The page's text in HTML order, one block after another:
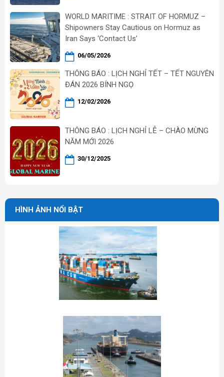
WORLD MARITIME : STRAIT OF HORMUZ –
Shipowners Stay Cautious on Hormuz as
Iran Says ‘Contact Us’
06/05/2026
THÔNG BÁO : LỊCH NGHỈ TẾT – TẾT NGUYÊN
ĐÁN 2026 BÍNH NGỌ
12/02/2026
THÔNG BÁO : LỊCH NGHỈ LỄ – CHÀO MỪNG
NĂM MỚI 2026
30/12/2025
HÌNH ẢNH NỔI BẬT